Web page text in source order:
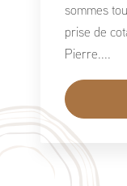
sommes
prise de
Pierre....